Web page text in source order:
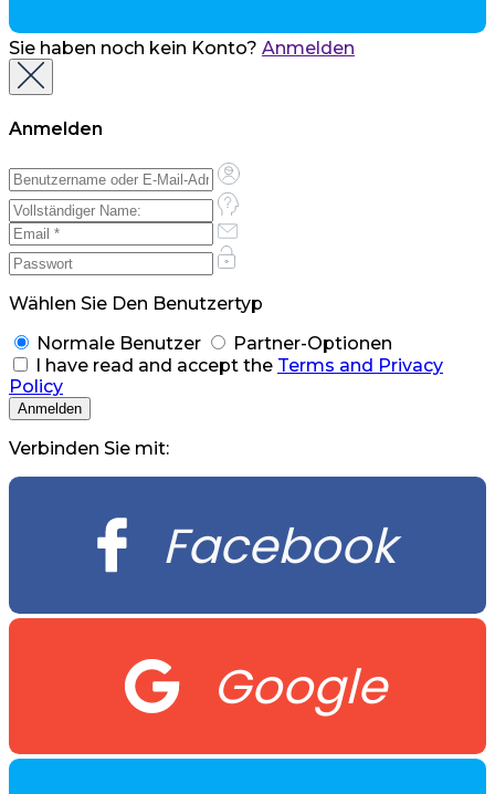
Sie haben noch kein Konto? Anmelden
Anmelden
Wählen Sie Den Benutzertyp
Normale Benutzer
Partner-Optionen
I have read and accept the Terms and Privacy
Policy
Verbinden Sie mit:
Facebook
Google